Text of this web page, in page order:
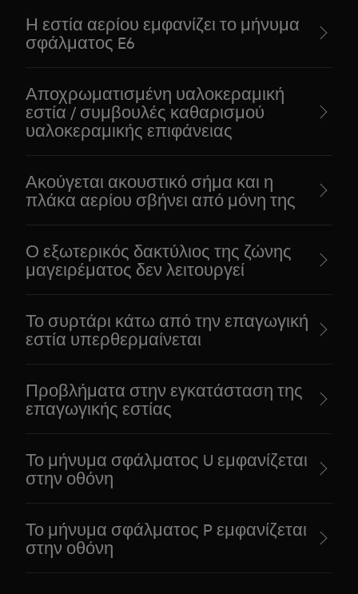
Η εστία αερίου εμφανίζει το μήνυμα
σφάλματος E6
Αποχρωματισμένη υαλοκεραμική
εστία / συμβουλές καθαρισμού
υαλοκεραμικής επιφάνειας
Ακούγεται ακουστικό σήμα και η
πλάκα αερίου σβήνει από μόνη της
Ο εξωτερικός δακτύλιος της ζώνης
μαγειρέματος δεν λειτουργεί
Το συρτάρι κάτω από την επαγωγική
εστία υπερθερμαίνεται
Προβλήματα στην εγκατάσταση της
επαγωγικής εστίας
Το μήνυμα σφάλματος U εμφανίζεται
στην οθόνη
Το μήνυμα σφάλματος P εμφανίζεται
στην οθόνη